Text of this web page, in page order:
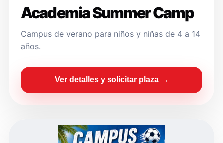
Academia Summer Camp
Campus de verano para niños y niñas de 4 a 14
años.
Ver detalles y solicitar plaza →